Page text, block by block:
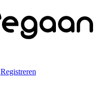
Registreren